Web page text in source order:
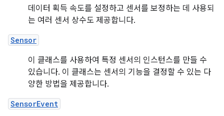
데이터 획득 속도를 설정하고 센서를 보정하는 데 사용되
는 여러 센서 상수도 제공합니다.
Sensor
이 클래스를 사용하여 특정 센서의 인스턴스를 만들 수
있습니다. 이 클래스는 센서의 기능을 결정할 수 있는 다
양한 방법을 제공합니다.
SensorEvent